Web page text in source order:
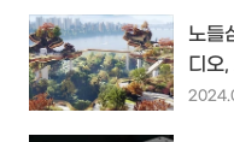
노들
디오